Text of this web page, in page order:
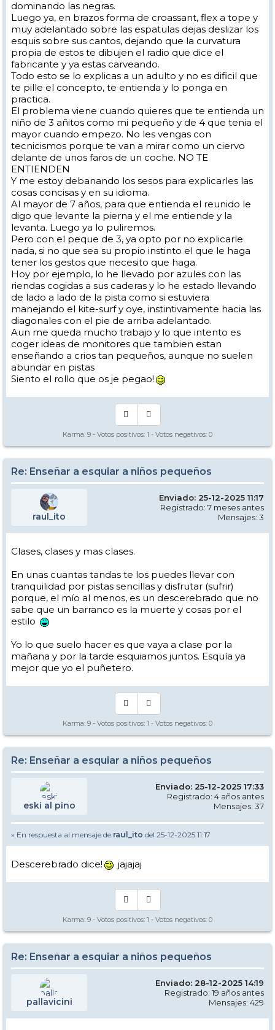
dominando las negras.
Luego ya, en brazos forma de croassant, flex a tope y
muy adelantado sobre las espatulas dejas deslizar los
esquis sobre sus cantos, dejando que la curvatura
propia de estos te dibujen el radio que dice el
fabricante y ya estas carveando.
Todo esto se lo explicas a un adulto y no es dificil que
te pille el concepto, te entienda y lo ponga en
practica.
El problema viene cuando quieres que te entienda un
niño de 3 añitos como mi pequeño y de 4 que tenia el
mayor cuando empezo. No les vengas con
tecnicismos porque te van a mirar como un ciervo
delante de unos faros de un coche. NO TE
ENTIENDEN
Y me estoy debanando los sesos para explicarles las
cosas concisas y en su idioma.
Al mayor de 7 años, para que entienda el reunido le
digo que levante la pierna y el me entiende y la
levanta. Luego ya lo puliremos.
Pero con el peque de 3, ya opto por no explicarle
nada, si no que sea su propio instinto el que le haga
tener los gestos que necesito que haga.
Hoy por ejemplo, lo he llevado por azules con las
riendas cogidas a sus caderas y lo he estado llevando
de lado a lado de la pista como si estuviera
manejando el kite-surf y oye, instintivamente hacia las
diagonales con el pie de arriba adelantado.
Aun me queda mucho trabajo y lo que intento es
coger ideas de monitores que tambien estan
enseñando a crios tan pequeños, aunque no suelen
abundar en pistas
Siento el rollo que os je pegao!
Karma: 9 - Votos positivos: 1 - Votos negativos: 0
Re: Enseñar a esquiar a niños pequeños
raul_ito
Enviado: 25-12-2025 11:17
Registrado: 7 meses antes
Mensajes: 3
Clases, clases y mas clases.
En unas cuantas tandas te los puedes llevar con
tranquilidad por pistas sencillas y disfrutar (sufrir)
porque, el mío al menos, es un descerebrado que no
sabe que un barranco es la muerte y cosas por el
estilo
Yo lo que suelo hacer es que vaya a clase por la
mañana y por la tarde esquiamos juntos. Esquía ya
mejor que yo el puñetero.
Karma: 9 - Votos positivos: 1 - Votos negativos: 0
Re: Enseñar a esquiar a niños pequeños
eski al pino
Enviado: 25-12-2025 17:33
Registrado: 4 años antes
Mensajes: 37
» En respuesta al mensaje de raul_ito del 25-12-2025 11:17
Descerebrado dice! jajajaj
Karma: 9 - Votos positivos: 1 - Votos negativos: 0
Re: Enseñar a esquiar a niños pequeños
pallavicini
Enviado: 28-12-2025 14:19
Registrado: 19 años antes
Mensajes: 429